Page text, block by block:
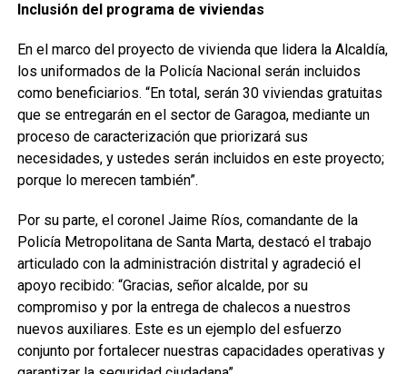
Inclusión del programa de viviendas
En el marco del proyecto de vivienda que lidera la Alcaldía,
los uniformados de la Policía Nacional serán incluidos
como beneficiarios. “En total, serán 30 viviendas gratuitas
que se entregarán en el sector de Garagoa, mediante un
proceso de caracterización que priorizará sus
necesidades, y ustedes serán incluidos en este proyecto;
porque lo merecen también”.
Por su parte, el coronel Jaime Ríos, comandante de la
Policía Metropolitana de Santa Marta, destacó el trabajo
articulado con la administración distrital y agradeció el
apoyo recibido: “Gracias, señor alcalde, por su
compromiso y por la entrega de chalecos a nuestros
nuevos auxiliares. Este es un ejemplo del esfuerzo
conjunto por fortalecer nuestras capacidades operativas y